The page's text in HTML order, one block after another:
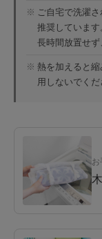
※ ご自宅で洗濯
推奨していま
長時間放置せず
※ 熱を加えると
用しないでくだ
お